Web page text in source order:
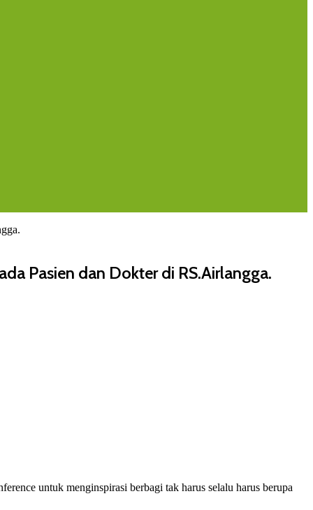
Pasien dan Dokter di RS.Airlangga.
untuk menginspirasi berbagi tak harus selalu harus berupa